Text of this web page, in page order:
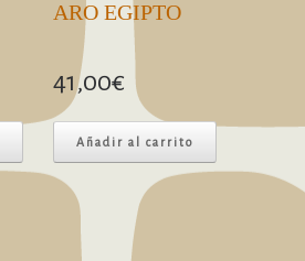
ARO EGIPTO
41,00€
Añadir al carrito